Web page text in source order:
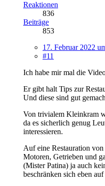
Reaktionen
836
Beiträge
853
17. Februar 2022
#11
Ich habe mir mal die
Er gibt halt Tips zur
Und diese sind gut
Von trivialem Kleinkram
da es sicherlich genug
interessieren.
Auf eine Restauration
Motoren, Getrieben und
(Mister Patina) ja auch
beschränken sich eben